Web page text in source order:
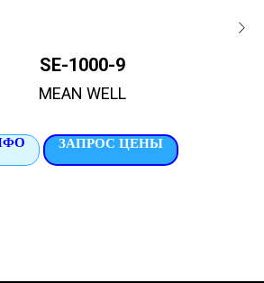
SE-1000-9
MEAN WELL
ЗАПРОС ЦЕНЫ